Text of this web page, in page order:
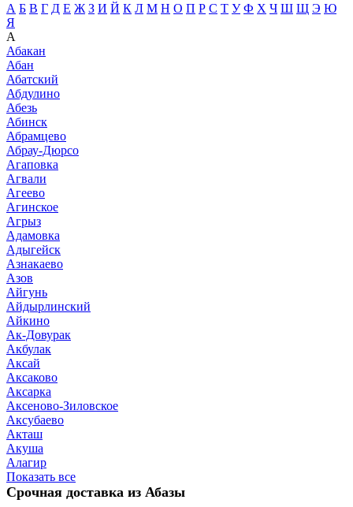
А Б В Г Д Е Ж З И Й К Л М Н О П Р С Т У Ф Х Ч Ш Щ Э Ю
Я
А
Абакан
Абан
Абатский
Абдулино
Абезь
Абинск
Абрамцево
Абрау-Дюрсо
Агаповка
Агвали
Агеево
Агинское
Агрыз
Адамовка
Адыгейск
Азнакаево
Азов
Айгунь
Айдырлинский
Айкино
Ак-Довурак
Акбулак
Аксай
Аксаково
Аксарка
Аксеново-Зиловское
Аксубаево
Акташ
Акуша
Алагир
Показать все
Срочная доставка из Абазы